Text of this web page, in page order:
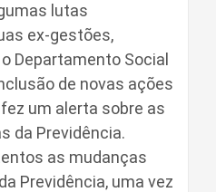
lutas
ex-gestões,
Departamento Social
de novas ações
um alerta sobre as
da Previdência.
as mudanças
Previdência, uma vez